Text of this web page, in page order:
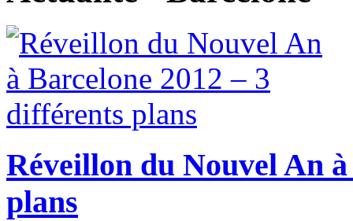
Réveillon du Nouvel An
plans